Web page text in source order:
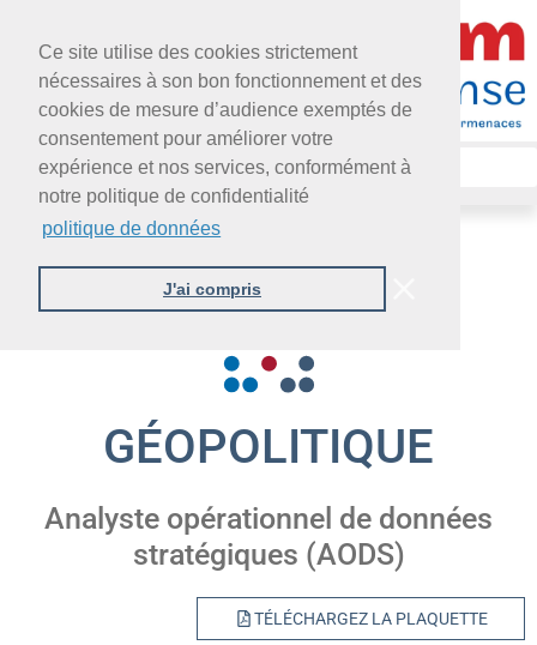
Ce site utilise des cookies strictement
nécessaires à son bon fonctionnement et des
cookies de mesure d’audience exemptés de
consentement pour améliorer votre
expérience et nos services, conformément à
notre politique de confidentialité
politique de données
J'ai compris
GÉOPOLITIQUE
Analyste opérationnel de données
stratégiques (AODS)
TÉLÉCHARGEZ LA PLAQUETTE